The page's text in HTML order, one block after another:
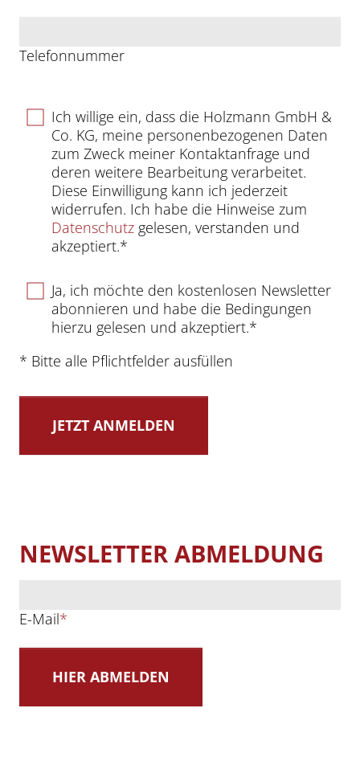
Telefonnummer
Ich willige ein, dass die Holzmann GmbH &
Co. KG, meine personenbezogenen Daten
zum Zweck meiner Kontaktanfrage und
deren weitere Bearbeitung verarbeitet.
Diese Einwilligung kann ich jederzeit
widerrufen. Ich habe die Hinweise zum
Datenschutz gelesen, verstanden und
akzeptiert.*
Ja, ich möchte den kostenlosen Newsletter
abonnieren und habe die Bedingungen
hierzu gelesen und akzeptiert.*
* Bitte alle Pflichtfelder ausfüllen
NEWSLETTER ABMELDUNG
E-Mail*